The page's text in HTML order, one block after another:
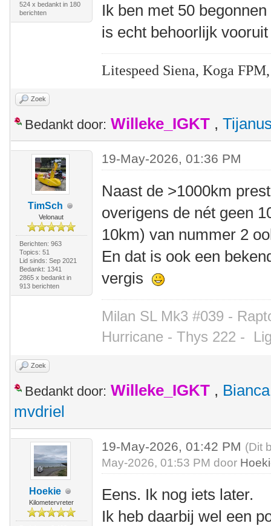
524 x bedankt in 180
berichten
Ik ben met 50
is echt behoorlijk
Litespeed Siena, Koga
Zoek
Bedankt door: Willeke_IGKT ,
TimSch
Velonaut
Berichten: 963
Topics: 51
Lid sinds: Sep 2021
Bedankt: 1341
2865 x bedankt in
913 berichten
19-May-2026, 01:36 PM
Naast de >1000km
overigens de nét geen
10km) van nummer 2
En dat is ook een
vergis
Milan SL Mk3 #039 -
Hurricane - Thys 222 -
Zoek
Bedankt door: Willeke_IGKT ,
mvdriel
Hoekie
Kilometervreter
19-May-2026, 01:42 PM (Dit
May-2026, 01:53 PM door
Eens. Ik nog iets later.
Ik heb daarbij wel een